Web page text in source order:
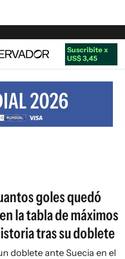
Suscribite x
US$ 3,45
goles quedó
la tabla de máximos
tras su doblete
doblete ante Suecia en el